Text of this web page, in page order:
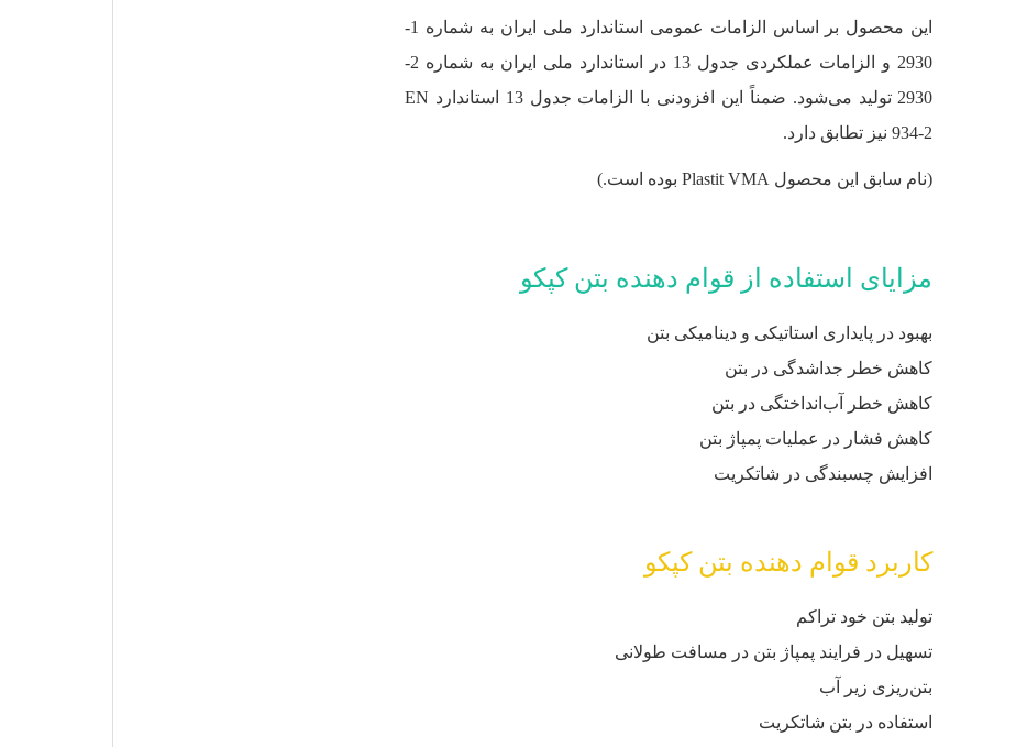
این محصول بر اساس الزامات عمومی استاندارد ملی ایران به شماره 1-
2930 و الزامات عملکردی جدول 13 در استاندارد ملی ایران به شماره 2-
2930 تولید می‌شود. ضمناً این افزودنی با الزامات جدول 13 استاندارد EN
934-2 نیز تطابق دارد.
(نام سابق این محصول Plastit VMA بوده است.)
مزایای استفاده از قوام دهنده بتن کپکو
بهبود در پایداری استاتیکی و دینامیکی بتن
کاهش خطر جداشدگی در بتن
کاهش خطر آب‌انداختگی در بتن
کاهش فشار در عملیات پمپاژ بتن
افزایش چسبندگی در شاتکریت
کاربرد قوام دهنده بتن کپکو
تولید بتن خود تراکم
تسهیل در فرایند پمپاژ بتن در مسافت طولانی
بتن‌ریزی زیر آب
استفاده در بتن شاتکریت